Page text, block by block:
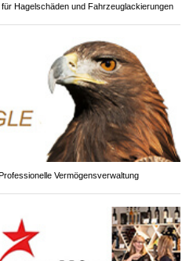
Hagelschäden und Fahrzeuglackierungen
Vermögensverwaltung